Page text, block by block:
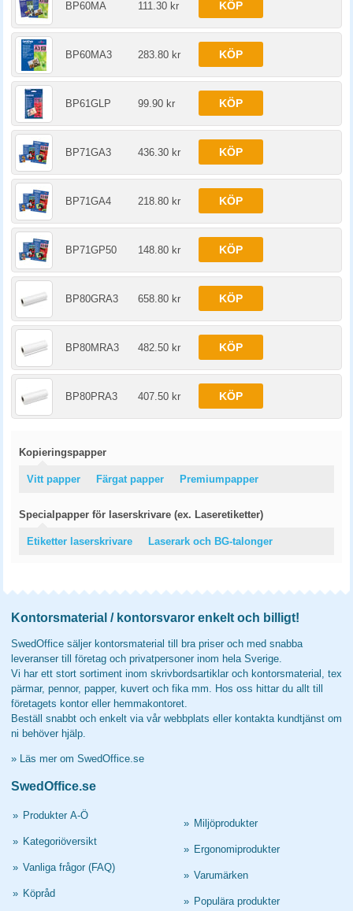
BP60MA 111.30 kr KÖP
BP60MA3 283.80 kr KÖP
BP61GLP 99.90 kr KÖP
BP71GA3 436.30 kr KÖP
BP71GA4 218.80 kr KÖP
BP71GP50 148.80 kr KÖP
BP80GRA3 658.80 kr KÖP
BP80MRA3 482.50 kr KÖP
BP80PRA3 407.50 kr KÖP
Kopieringspapper
Vitt papper Färgat papper Premiumpapper
Specialpapper för laserskrivare (ex. Laseretiketter)
Etiketter laserskrivare Laserark och BG-talonger
Kontorsmaterial / kontorsvaror enkelt och billigt!
SwedOffice säljer kontorsmaterial till bra priser och med snabba
leveranser till företag och privatpersoner inom hela Sverige.
Vi har ett stort sortiment inom skrivbordsartiklar och kontorsmaterial, tex
pärmar, pennor, papper, kuvert och fika mm. Hos oss hittar du allt till
företagets kontor eller hemmakontoret.
Beställ snabbt och enkelt via vår webbplats eller kontakta kundtjänst om
ni behöver hjälp.
» Läs mer om SwedOffice.se
SwedOffice.se
» Produkter A-Ö
» Kategoriöversikt
» Vanliga frågor (FAQ)
» Köpråd
» Miljöprodukter
» Ergonomiprodukter
» Varumärken
» Populära produkter